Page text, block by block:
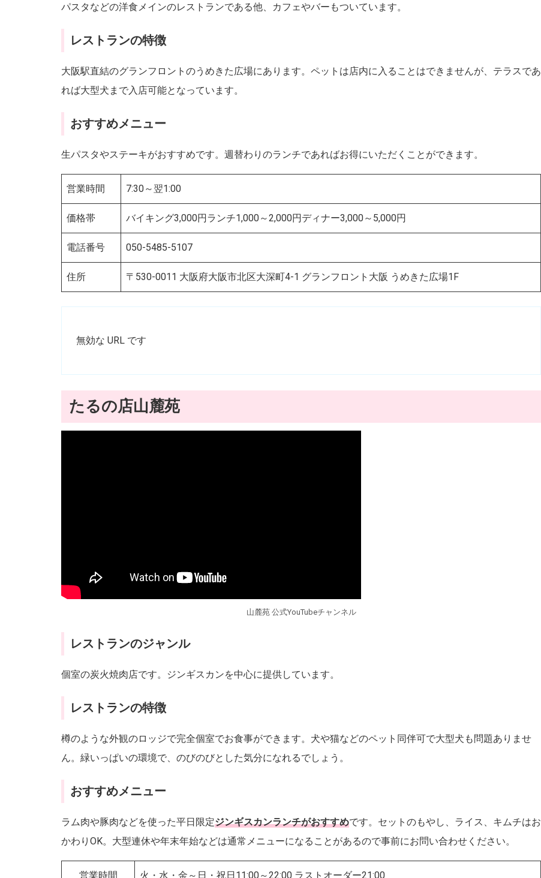
パスタなどの洋食メインのレストランである他、カフェやバーもついています。
レストランの特徴
大阪駅直結のグランフロントのうめきた広場にあります。ペットは店内に入ることはできませんが、テラスであ
れば大型犬まで入店可能となっています。
おすすめメニュー
生パスタやステーキがおすすめです。週替わりのランチであればお得にいただくことができます。
営業時間 7:30～翌1:00
価格帯 バイキング3,000円ランチ1,000～2,000円ディナー3,000～5,000円
電話番号 050-5485-5107
住所 〒530-0011 大阪府大阪市北区大深町4-1 グランフロント大阪 うめきた広場1F
無効な URL です
たるの店山麓苑
山麓苑 公式YouTubeチャンネル
レストランのジャンル
個室の炭火焼肉店です。ジンギスカンを中心に提供しています。
レストランの特徴
樽のような外観のロッジで完全個室でお食事ができます。犬や猫などのペット同伴可で大型犬も問題ありませ
ん。緑いっぱいの環境で、のびのびとした気分になれるでしょう。
おすすめメニュー
ラム肉や豚肉などを使った平日限定ジンギスカンランチがおすすめです。セットのもやし、ライス、キムチはお
かわりOK。大型連休や年末年始などは通常メニューになることがあるので事前にお問い合わせください。
営業時間 火・水・金～日・祝日11:00～22:00 ラストオーダー21:00